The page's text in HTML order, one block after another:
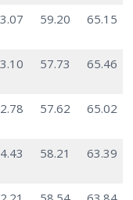
59.20 65.15
57.73 65.46
57.62 65.02
58.21 63.39